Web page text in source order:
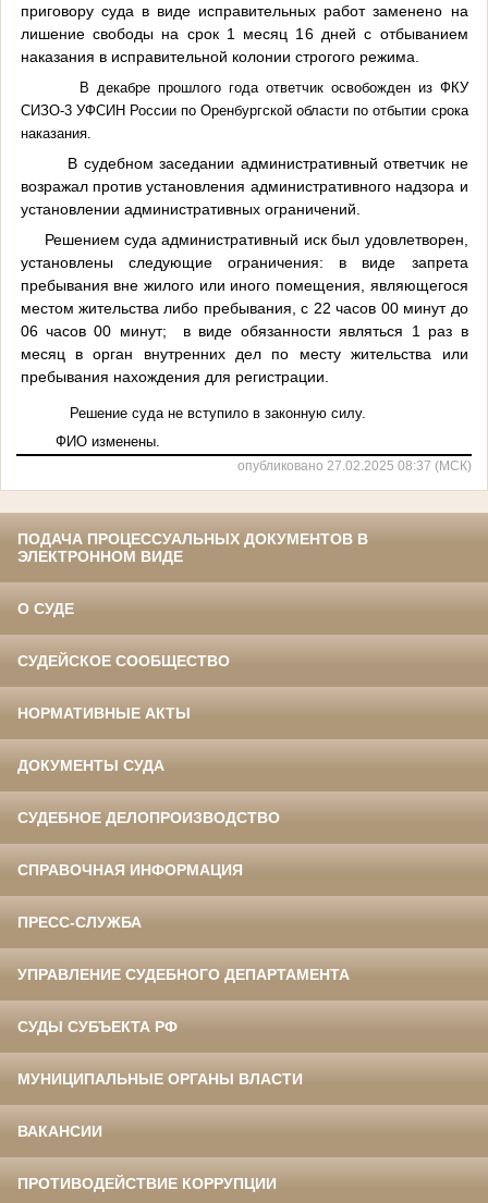
приговору суда в виде исправительных работ заменено на
лишение свободы на срок 1 месяц 16 дней с отбыванием
наказания в исправительной колонии строгого режима.
В декабре прошлого года ответчик освобожден из ФКУ
СИЗО-3 УФСИН России по Оренбургской области по отбытии срока
наказания.
В судебном заседании административный ответчик не
возражал против установления административного надзора и
установлении административных ограничений.
Решением суда административный иск был удовлетворен,
установлены следующие ограничения: в виде запрета
пребывания вне жилого или иного помещения, являющегося
местом жительства либо пребывания, с 22 часов 00 минут до
06 часов 00 минут;
в виде обязанности являться 1 раз в
месяц в орган внутренних дел по месту жительства или
пребывания нахождения для регистрации.
Решение суда не вступило в законную силу.
ФИО изменены.
опубликовано 27.02.2025 08:37 (МСК)
ПОДАЧА ПРОЦЕССУАЛЬНЫХ ДОКУМЕНТОВ В
ЭЛЕКТРОННОМ ВИДЕ
О СУДЕ
СУДЕЙСКОЕ СООБЩЕСТВО
НОРМАТИВНЫЕ АКТЫ
ДОКУМЕНТЫ СУДА
СУДЕБНОЕ ДЕЛОПРОИЗВОДСТВО
СПРАВОЧНАЯ ИНФОРМАЦИЯ
ПРЕСС-СЛУЖБА
УПРАВЛЕНИЕ СУДЕБНОГО ДЕПАРТАМЕНТА
СУДЫ СУБЪЕКТА РФ
МУНИЦИПАЛЬНЫЕ ОРГАНЫ ВЛАСТИ
ВАКАНСИИ
ПРОТИВОДЕЙСТВИЕ КОРРУПЦИИ